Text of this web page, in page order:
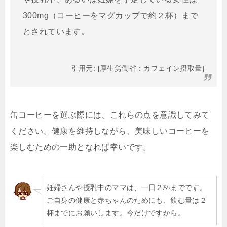
300mg（コーヒーをマグカップで約２杯）まで
とされています。
引用元: [厚生労働省：カフェイン摂取量]
缶コーヒーを選ぶ際には、これらの点を意識してみて
ください。健康を維持しながら、美味しいコーヒーを
楽しむための一助となれば幸いです。
妊婦さんや授乳中のママは、一日２杯までです。
ご自身の健康と赤ちゃんのためにも、飲む量は２
杯までにお願いします。今だけですから。